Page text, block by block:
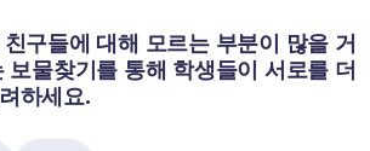
구들에 대해 모르는 부분이 많을 거
보물찾기를 통해 학생들이 서로를 더
하세요.